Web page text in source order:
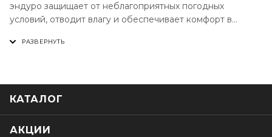
эндуро защищает от неблагоприятных погодных
условий, отводит влагу и обеспечивает комфорт в
помогает сохранить прохладу, сухость и комфорт.
Эластичные манжеты на шее и рукавах не мешают
движениям а удлиненная спинка помогает держать
джерси в заправленном виде. В размерной сетке
КАТАЛОГ
АКЦИИ